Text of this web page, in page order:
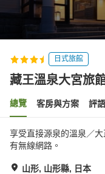
日式旅館
藏王溫泉大宮旅
總覽 客房與方案 評語
享受直接源泉的溫泉／
有無線網路。
山形, 山形縣, 日本